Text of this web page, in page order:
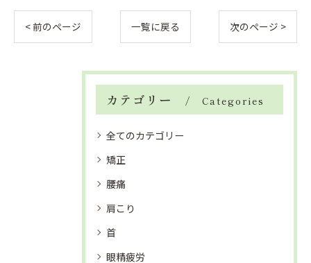
< 前のページ 一覧に戻る 次のページ >
カテゴリー Categories
全てのカテゴリー
矯正
腰痛
肩こり
首
眼精疲労